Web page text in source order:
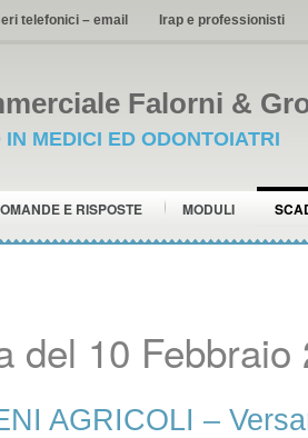
telefonici – email Irap e professionisti
Falorni &
MEDICI ED ODONTOIATRI
E RISPOSTE MODULI
del 10 Febbraio
AGRICOLI –